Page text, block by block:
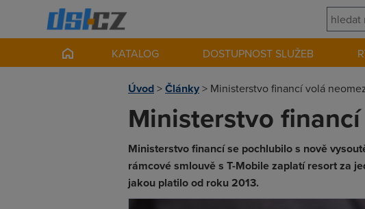
KATALOG DOSTUPNOST SLUŽEB
Úvod>Články> Ministerstvo financí volá
Ministerstvo
Ministerstvo financí se pochlubilo s nově
rámcové smlouvě s T-Mobile zaplatí resort za
jakou platilo od roku 2013.